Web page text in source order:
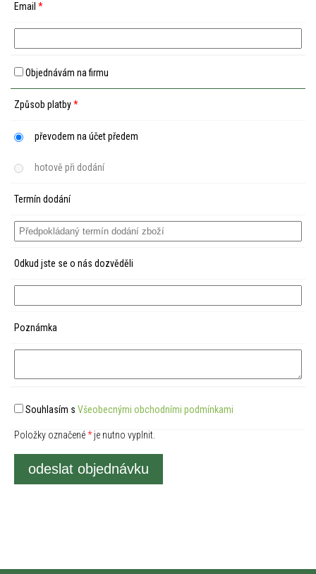
Email *
Objednávám na firmu
Způsob platby*
převodem na účet předem
hotově při dodání
Termín dodání
Odkud jste se o nás dozvěděli
Poznámka
Souhlasím s Všeobecnými obchodními podmínkami
Položky označené*je nutno vyplnit.
odeslat objednávku